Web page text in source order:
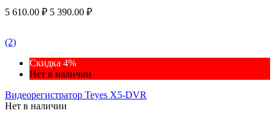
5 610.00 ₽ 5 390.00 ₽
(2)
Скидка 4%
Нет в наличии
Видеорегистратор Teyes X5-DVR
Нет в наличии